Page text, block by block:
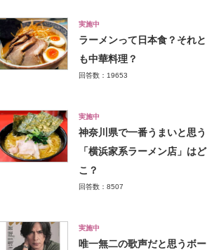
実施中
ラーメンって日本食？それと
も中華料理？
回答数：19653
実施中
神奈川県で一番うまいと思う
「横浜家系ラーメン店」はど
こ？
回答数：8507
実施中
唯一無二の歌声だと思うボー